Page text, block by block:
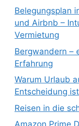
Belegungsplan
und Airbnb –
Vermietung
Bergwandern –
Erfahrung
Warum Urlaub
Entscheidung ist
Reisen in die
Amazon Prime